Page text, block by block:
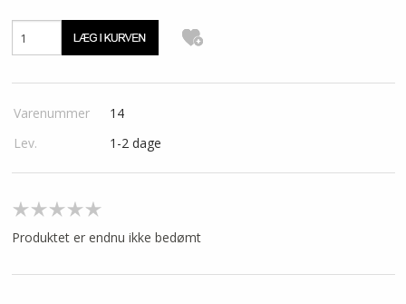
Varenummer
14
Lev.
1-2 dage
Produktet er endnu ikke bedømt